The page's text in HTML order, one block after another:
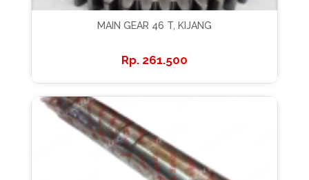
MAIN GEAR 46 T, KIJANG
261.500